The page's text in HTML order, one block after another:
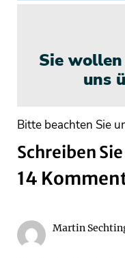
Sie
uns
Bitte beachten Sie
Schreiben
14
Martin